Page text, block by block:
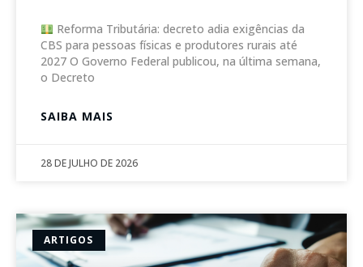
Reforma Tributária: decreto adia exigências da
CBS para pessoas físicas e produtores rurais até
2027 O Governo Federal publicou, na última semana,
o Decreto
SAIBA MAIS
28 DE JULHO DE 2026
ARTIGOS